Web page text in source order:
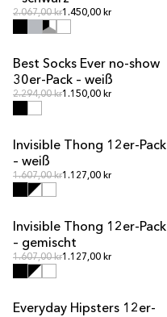
Normalpreis
2.067,00 krNormalpreis
1.450,00 kr
MULTIPACK-ANGEBOT
Best Socks Ever no-show
30er-Pack – weiß
Normalpreis
2.294,00 krNormalpreis
1.150,00 kr
MULTIPACK-ANGEBOT
Invisible Thong 12er-Pack
– weiß
Normalpreis
1.607,00 krNormalpreis
1.127,00 kr
MULTIPACK-ANGEBOT
Invisible Thong 12er-Pack
– gemischt
Normalpreis
1.607,00 krNormalpreis
1.127,00 kr
MULTIPACK-ANGEBOT
Everyday Hipsters 12er-